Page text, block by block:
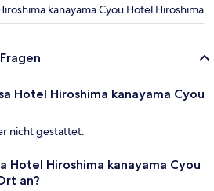
kanayama Cyou Hotel Hiroshima
Hotel Hiroshima kanayama Cyou
nicht gestattet.
Hotel Hiroshima kanayama Cyou
an?